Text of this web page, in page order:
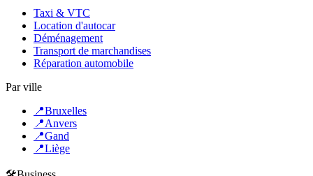
Taxi & VTC
Location d'autocar
Déménagement
Transport de marchandises
Réparation automobile
Par ville
📍Bruxelles
📍Anvers
📍Gand
📍Liège